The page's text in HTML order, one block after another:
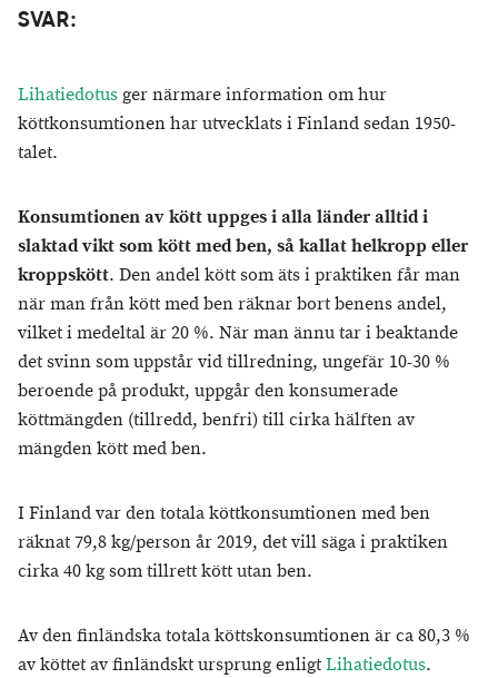
SVAR:
Lihatiedotusger närmare information om hur
köttkonsumtionen har utvecklats i Finland sedan 1950-
talet.
Konsumtionen av kött uppges i alla länderalltid i
slaktad vikt som kött med ben, så kallat helkropp eller
kroppskött. Den andel kött som äts i praktiken får man
när man från kött med ben räknar bort benens andel,
vilket i medeltal är 20 %. När man ännu tar i beaktande
det svinn som uppstår vid tillredning, ungefär 10-30 %
beroende på produkt, uppgår den konsumerade
köttmängden (tillredd, benfri) till cirka hälften av
mängden kött med ben.
I Finland var den totala köttkonsumtionen med ben
räknat 79,8 kg/person år 2019, det vill säga i praktiken
cirka 40 kg som tillrett kött utan ben.
Av den finländska totala köttskonsumtionen är ca 80,3 %
av köttet av finländskt ursprung enligtLihatiedotus.